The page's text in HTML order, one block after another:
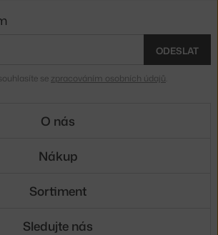
ODESLAT
se zpracováním osobních údajů
O nás
Nákup
Sortiment
Sledujte nás